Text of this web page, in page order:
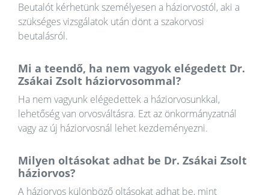
Beutalót kérhetünk személyesen a háziorvostól, aki a
szükséges vizsgálatok után dönt a szakorvosi
beutalásról.
Mi a teendő, ha nem vagyok elégedett Dr.
Zsákai Zsolt háziorvosommal?
Ha nem vagyunk elégedettek a háziorvosunkkal,
lehetőség van orvosváltásra. Ezt az önkormányzatnál
vagy az új háziorvosnál lehet kezdeményezni.
Milyen oltásokat adhat be Dr. Zsákai Zsolt
háziorvos?
A háziorvos különböző oltásokat adhat be, mint